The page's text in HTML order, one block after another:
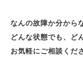
なんの故障か分から
どんな状態でも、ど
お気軽にご相談くだ